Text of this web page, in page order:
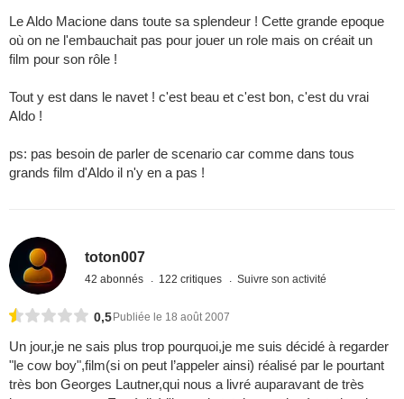
Le Aldo Macione dans toute sa splendeur ! Cette grande epoque
où on ne l'embauchait pas pour jouer un role mais on créait un
film pour son rôle !
Tout y est dans le navet ! c'est beau et c'est bon, c'est du vrai
Aldo !
ps: pas besoin de parler de scenario car comme dans tous
grands film d'Aldo il n'y en a pas !
toton007
42 abonnés 122 critiques Suivre son activité
0,5 Publiée le 18 août 2007
Un jour,je ne sais plus trop pourquoi,je me suis décidé à regarder
"le cow boy",film(si on peut l’appeler ainsi) réalisé par le pourtant
très bon Georges Lautner,qui nous a livré auparavant de très